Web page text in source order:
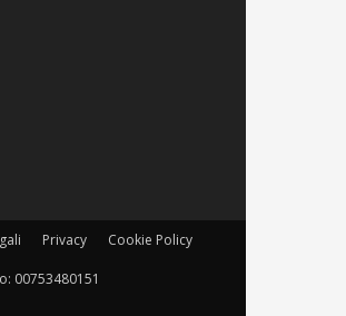
Privacy Cookie Policy
00753480151